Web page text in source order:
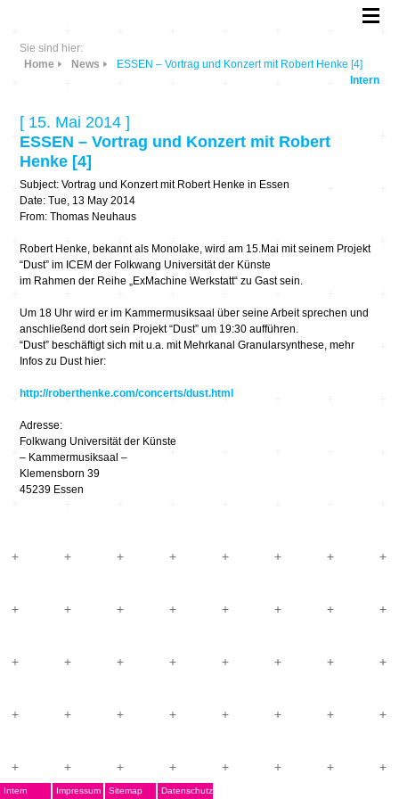
Sie sind hier:
Home
News
ESSEN – Vortrag und Konzert mit Robert Henke [4]
Intern
[ 15. Mai 2014 ]
ESSEN – Vortrag und Konzert mit Robert
Henke [4]
Subject: Vortrag und Konzert mit Robert Henke in Essen
Date: Tue, 13 May 2014
From: Thomas Neuhaus
Robert Henke, bekannt als Monolake, wird am 15.Mai mit seinem Projekt
“Dust” im ICEM der Folkwang Universität der Künste
im Rahmen der Reihe „ExMachine Werkstatt“ zu Gast sein.
Um 18 Uhr wird er im Kammermusiksaal über seine Arbeit sprechen und
anschließend dort sein Projekt “Dust” um 19:30 aufführen.
“Dust” beschäftigt sich mit u.a. mit Mehrkanal Granularsynthese, mehr
Infos zu Dust hier:
http://roberthenke.com/concerts/dust.html
Adresse:
Folkwang Universität der Künste
– Kammermusiksaal –
Klemensborn 39
45239 Essen
Intern Impressum Sitemap Datenschutz